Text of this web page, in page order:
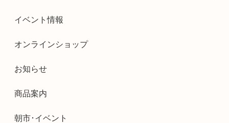
イベント情報
オンラインショップ
お知らせ
商品案内
朝市･イベント